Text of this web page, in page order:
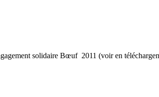
solidaire Bœuf 2011 (voir en